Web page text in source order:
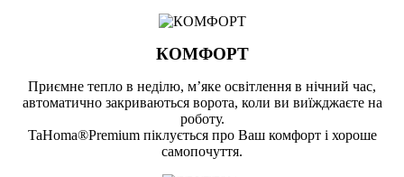
КОМФОРТ
Приємне тепло в неділю, м’яке освітлення в нічний час,
автоматично закриваються ворота, коли ви виїжджаєте на
роботу.
TaHoma®Premium піклується про Ваш комфорт і хороше
самопочуття.